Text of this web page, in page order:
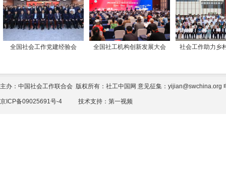
全国社会工作党建经验会 全国社工机构创新发展大会 社会工作助力乡
主办：中国社会工作联合会 版权所有：社工中国网 意见征集：yijian@swchina.org
京ICP备09025691号-4 技术支持： 第一视频